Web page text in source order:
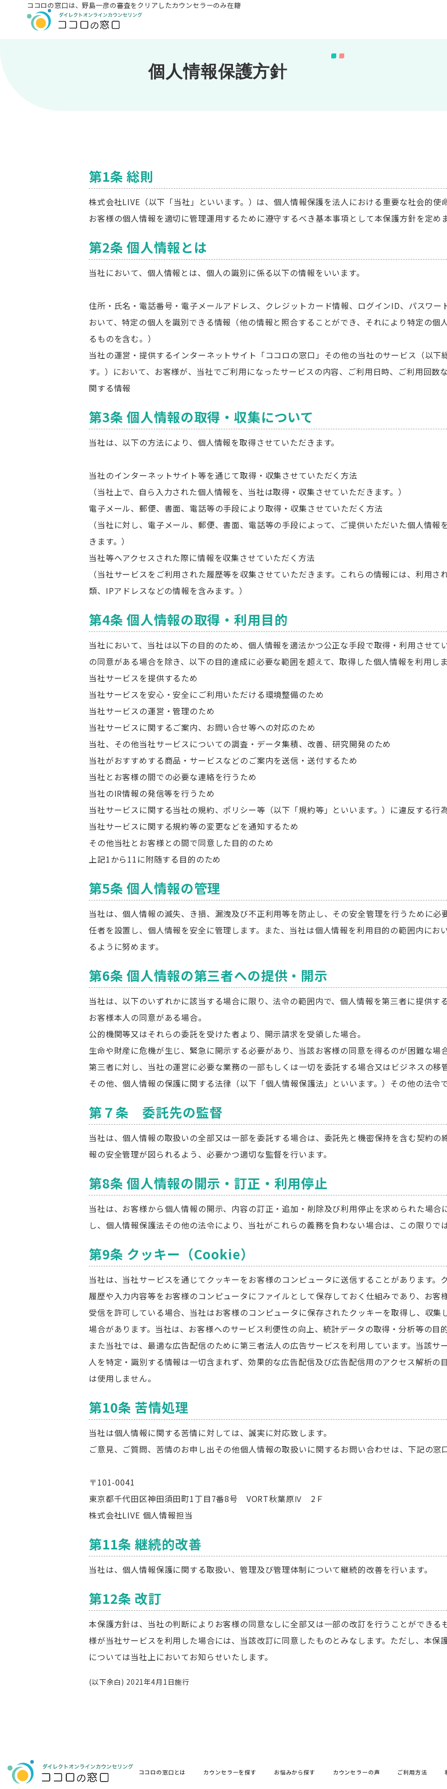
ココロの窓口は、野島一彦の審査をクリアしたカウンセラーのみ在籍
個人情報保護方針
第1条 総則
株式会社LIVE（以下「当社」といいます。）は、個人情報保護を法人における重要な社会的使
お客様の個人情報を適切に管理運用するために遵守するべき基本事項として本保護方針を定めま
第2条 個人情報とは
当社において、個人情報とは、個人の識別に係る以下の情報をいいます。
住所・氏名・電話番号・電子メールアドレス、クレジットカード情報、ログインID、パスワー
おいて、特定の個人を識別できる情報（他の情報と照合することができ、それにより特定の個
るものを含む。）
当社の運営・提供するインターネットサイト「ココロの窓口」その他の当社のサービス（以下
す。）において、お客様が、当社でご利用になったサービスの内容、ご利用日時、ご利用回数
関する情報
第3条 個人情報の取得・収集について
当社は、以下の方法により、個人情報を取得させていただきます。
当社のインターネットサイト等を通じて取得・収集させていただく方法
（当社上で、自ら入力された個人情報を、当社は取得・収集させていただきます。）
電子メール、郵便、書面、電話等の手段により取得・収集させていただく方法
（当社に対し、電子メール、郵便、書面、電話等の手段によって、ご提供いただいた個人情
きます。）
当社等へアクセスされた際に情報を収集させていただく方法
（当社サービスをご利用された履歴等を収集させていただきます。これらの情報には、利用
類、IPアドレスなどの情報を含みます。）
第4条 個人情報の取得・利用目的
当社において、当社は以下の目的のため、個人情報を適法かつ公正な手段で取得・利用させて
の同意がある場合を除き、以下の目的達成に必要な範囲を超えて、取得した個人情報を利用しま
当社サービスを提供するため
当社サービスを安心・安全にご利用いただける環境整備のため
当社サービスの運営・管理のため
当社サービスに関するご案内、お問い合せ等への対応のため
当社、その他当社サービスについての調査・データ集積、改善、研究開発のため
当社がおすすめする商品・サービスなどのご案内を送信・送付するため
当社とお客様の間での必要な連絡を行うため
当社のIR情報の発信等を行うため
当社サービスに関する当社の規約、ポリシー等（以下「規約等」といいます。）に違反する行
当社サービスに関する規約等の変更などを通知するため
その他当社とお客様との間で同意した目的のため
上記1から11に附随する目的のため
第5条 個人情報の管理
当社は、個人情報の滅失、き損、漏洩及び不正利用等を防止し、その安全管理を行うために必
任者を設置し、個人情報を安全に管理します。また、当社は個人情報を利用目的の範囲内にお
るように努めます。
第6条 個人情報の第三者への提供・開示
当社は、以下のいずれかに該当する場合に限り、法令の範囲内で、個人情報を第三者に提供す
お客様本人の同意がある場合。
公的機関等又はそれらの委託を受けた者より、開示請求を受領した場合。
生命や財産に危機が生じ、緊急に開示する必要があり、当該お客様の同意を得るのが困難な場合
第三者に対し、当社の運営に必要な業務の一部もしくは一切を委託する場合又はビジネスの移
その他、個人情報の保護に関する法律（以下「個人情報保護法」といいます。）その他の法令
第７条 委託先の監督
当社は、個人情報の取扱いの全部又は一部を委託する場合は、委託先と機密保持を含む契約の
報の安全管理が図られるよう、必要かつ適切な監督を行います。
第8条 個人情報の開示・訂正・利用停止
当社は、お客様から個人情報の開示、内容の訂正・追加・削除及び利用停止を求められた場合
し、個人情報保護法その他の法令により、当社がこれらの義務を負わない場合は、この限りで
第9条 クッキー（Cookie）
当社は、当社サービスを通じてクッキーをお客様のコンピュータに送信することがあります。
履歴や入力内容等をお客様のコンピュータにファイルとして保存しておく仕組みであり、お客
受信を許可している場合、当社はお客様のコンピュータに保存されたクッキーを取得し、収集
場合があります。当社は、お客様へのサービス利便性の向上、統計データの取得・分析等の目
また当社では、最適な広告配信のために第三者法人の広告サービスを利用しています。当該サ
人を特定・識別する情報は一切含まれず、効果的な広告配信及び広告配信用のアクセス解析の
は使用しません。
第10条 苦情処理
当社は個人情報に関する苦情に対しては、誠実に対応致します。
ご意見、ご質問、苦情のお申し出その他個人情報の取扱いに関するお問い合わせは、下記の窓
〒101-0041
東京都千代田区神田須田町1丁目7番8号 VORT秋葉原Ⅳ 2Ｆ
株式会社LIVE 個人情報担当
第11条 継続的改善
当社は、個人情報保護に関する取扱い、管理及び管理体制について継続的改善を行います。
第12条 改訂
本保護方針は、当社の判断によりお客様の同意なしに全部又は一部の改訂を行うことができる
様が当社サービスを利用した場合には、当該改訂に同意したものとみなします。ただし、本保
については当社上においてお知らせいたします。
(以下余白) 2021年4月1日施行
ココロの窓口とは カウンセラーを探す お悩みから探す カウンセラーの声 ご利用方法